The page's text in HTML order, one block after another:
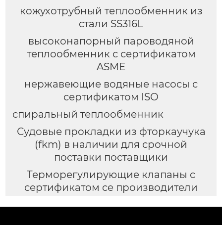
кожухотрубный теплообменник из
стали SS316L
высоконапорный пароводяной
теплообменник с сертификатом
ASME
нержавеющие водяные насосы с
сертификатом ISO
спиральный теплообменник
Судовые прокладки из фторкаучука
(fkm) в наличии для срочной
поставки поставщики
Терморегулирующие клапаны с
сертификатом ce производители